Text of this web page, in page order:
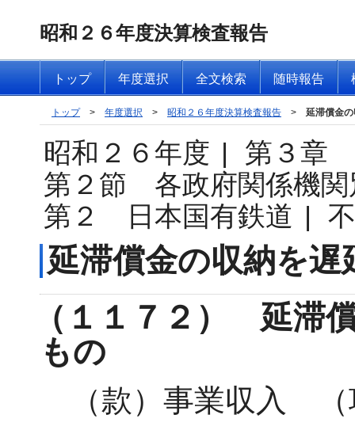
昭和２６年度決算検査報告
トップ 年度選択 全文検索 随時報告
トップ > 年度選択 > 昭和２６年度決算検査報告 > 延滞償金
昭和２６年度 |
第３章
第２節 各政府関係機関
第２ 日本国有鉄道 |
延滞償金の収納を
（１１７２） 延滞
もの
（款）事業収入 （